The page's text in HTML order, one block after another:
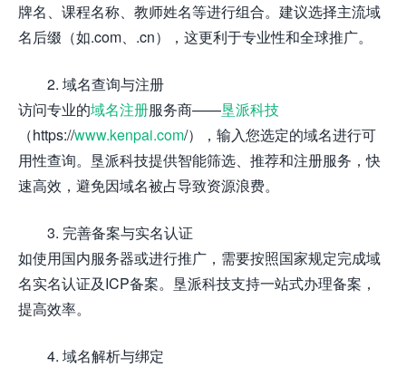
牌名、课程名称、教师姓名等进行组合。建议选择主流域
名后缀（如.com、.cn），这更利于专业性和全球推广。
2. 域名查询与注册
访问专业的域名注册服务商——垦派科技
（https://www.kenpai.com/），输入您选定的域名进行可
用性查询。垦派科技提供智能筛选、推荐和注册服务，快
速高效，避免因域名被占导致资源浪费。
3. 完善备案与实名认证
如使用国内服务器或进行推广，需要按照国家规定完成域
名实名认证及ICP备案。垦派科技支持一站式办理备案，
提高效率。
4. 域名解析与绑定